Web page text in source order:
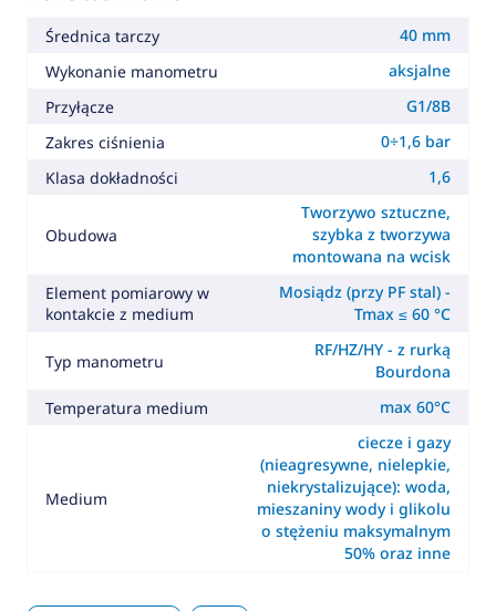
Średnica tarczy
40 mm
Wykonanie manometru
aksjalne
Przyłącze
G1/8B
Zakres ciśnienia
0÷1,6 bar
Klasa dokładności
1,6
Obudowa
Tworzywo sztuczne,
szybka z tworzywa
montowana na wcisk
Element pomiarowy w
kontakcie z medium
Mosiądz (przy PF stal) -
Tmax ≤ 60 °C
Typ manometru
RF/HZ/HY - z rurką
Bourdona
Temperatura medium
max 60°C
Medium
ciecze i gazy
(nieagresywne, nielepkie,
niekrystalizujące): woda,
mieszaniny wody i glikolu
o stężeniu maksymalnym
50% oraz inne